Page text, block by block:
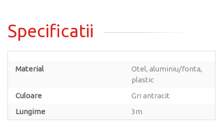
Specificatii
Material
Otel, aluminiu/fonta,
plastic
Culoare
Gri antracit
Lungime
3m